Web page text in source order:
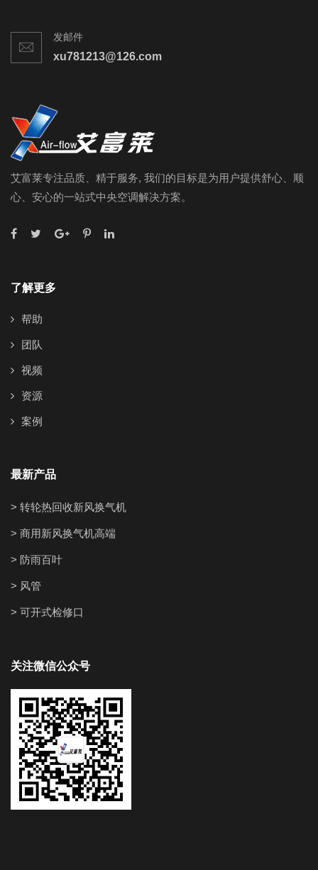
发邮件
xu781213@126.com
艾富莱专注品质、精于服务, 我们的目标是为用户提供舒心、顺
心、安心的一站式中央空调解决方案。
了解更多
帮助
团队
视频
资源
案例
最新产品
> 转轮热回收新风换气机
> 商用新风换气机高端
> 防雨百叶
> 风管
> 可开式检修口
关注微信公众号